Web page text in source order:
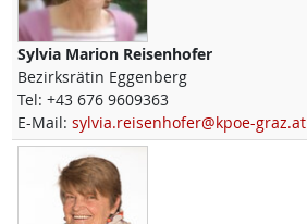
Sylvia Marion Reisenhofer
Bezirksrätin Eggenberg
Tel: +43 676 9609363
E-Mail: sylvia.reisenhofer@kpoe-graz.at